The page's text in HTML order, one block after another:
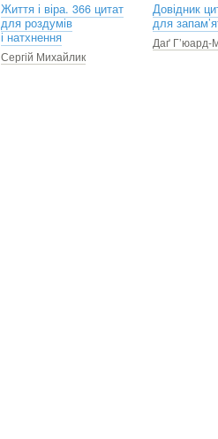
Життя і віра. 366 цитат
для роздумів
і натхнення
Сергій Михайлик
Довідник
для
Даґ Г’юард-